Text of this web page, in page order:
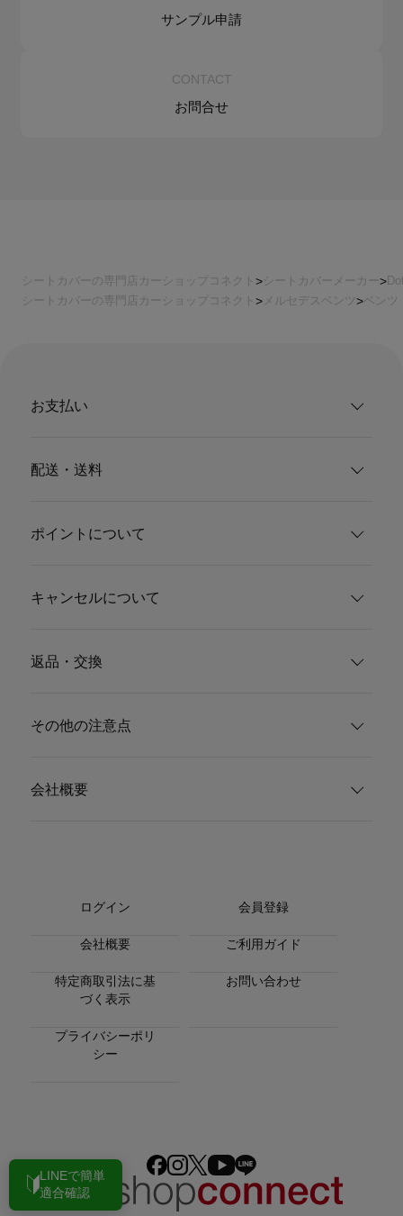
サンプル申請
CONTACT
お問合せ
シートカバーの専門店カーショップコネクト シートカバーメーカー
シートカバーの専門店カーショップコネクト
メルセデスベンツ ベンツ
お支払い
配送・送料
ポイントについて
キャンセルについて
返品・交換
その他の注意点
会社概要
ログイン 会員登録
会社概要 ご利用ガイド
特定商取引法に基
づく表示
お問い合わせ
プライバシーポリ
シー
LINEで簡単
適合確認